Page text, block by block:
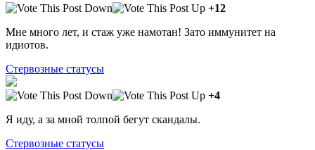
+12
Мне много лет, и стаж уже намотан! Зато иммунитет на
идиотов.
Стервозные статусы
+4
Я иду, а за мной толпой бегут скандалы.
Стервозные статусы